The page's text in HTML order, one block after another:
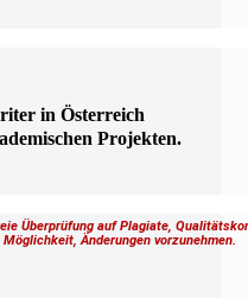
in Österreich
Projekten.
Überprüfung auf Plagiate,
Möglichkeit, Änderungen vorzunehmen.